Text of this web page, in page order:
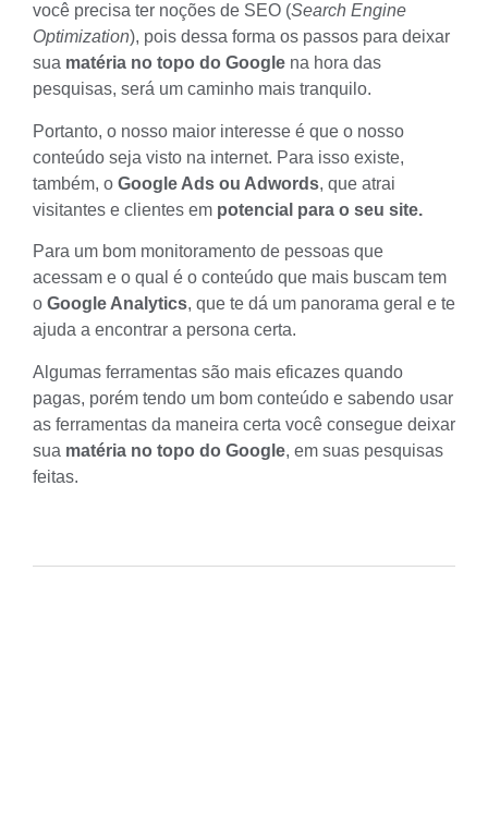
você precisa ter noções de SEO (Search Engine
Optimization), pois dessa forma os passos para deixar
sua matéria no topo do Google na hora das
pesquisas, será um caminho mais tranquilo.
Portanto, o nosso maior interesse é que o nosso
conteúdo seja visto na internet. Para isso existe,
também, o Google Ads ou Adwords, que atrai
visitantes e clientes em potencial para o seu site.
Para um bom monitoramento de pessoas que
acessam e o qual é o conteúdo que mais buscam tem
o Google Analytics, que te dá um panorama geral e te
ajuda a encontrar a persona certa.
Algumas ferramentas são mais eficazes quando
pagas, porém tendo um bom conteúdo e sabendo usar
as ferramentas da maneira certa você consegue deixar
sua matéria no topo do Google, em suas pesquisas
feitas.